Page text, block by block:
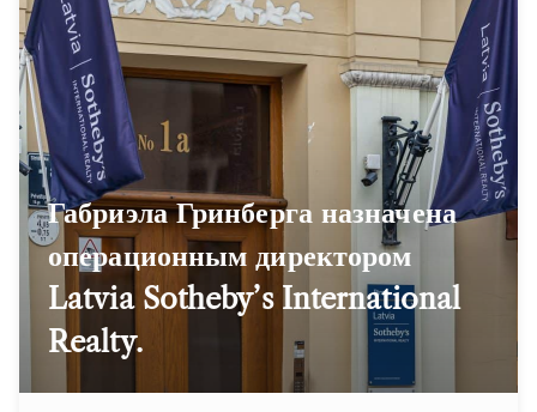
Габриэла Гринберга назначена
операционным директором
Latvia Sotheby’s International
Realty.